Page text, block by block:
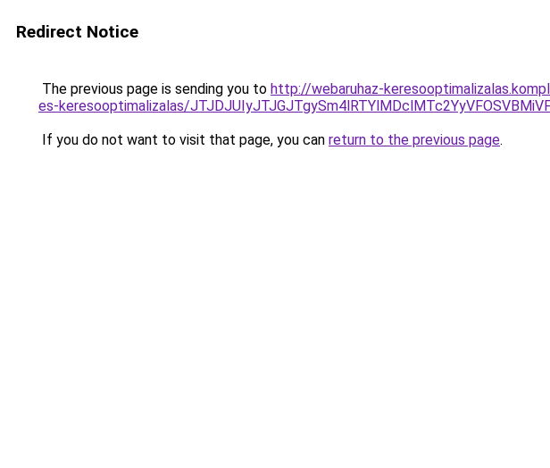
Redirect Notice
The previous page is sending you to http://webaruhaz-
es-keresooptimalizalas/
If you do not want to visit that page, you can return to the previous page.